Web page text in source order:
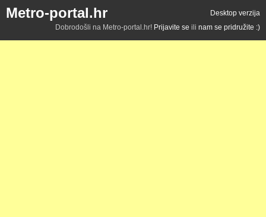
Metro-portal.hr
Desktop verzija
Dobrodošli na Metro-portal.hr! Prijavite se ili nam se pridružite :)